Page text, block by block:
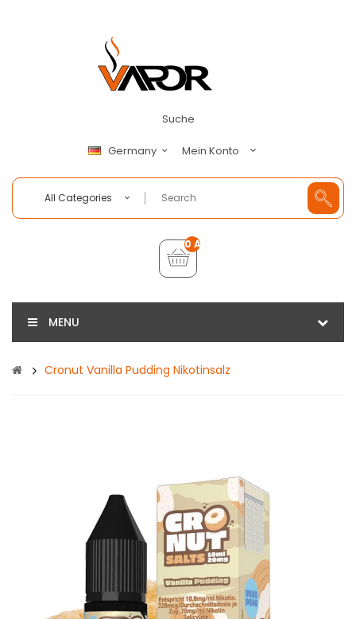
Suche
Germany Mein Konto
All Categories
0 Artikel - €0,00
MENU
Cronut Vanilla Pudding Nikotinsalz